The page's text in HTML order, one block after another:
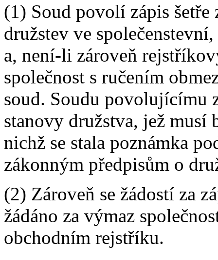
(1) Soud povolí zápis šetře
družstev ve
a, není-li zároveň
společnost s ručením
soud. Soudu povolujícímu
stanovy družstva, jež musí
nichž se stala poznámka
zákonným předpisům o
(2) Zároveň se žádostí za
žádáno za výmaz
obchodním rejstříku.